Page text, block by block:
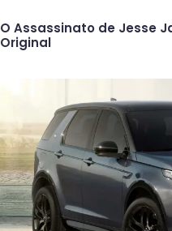
O Assassinato de Jesse
Original